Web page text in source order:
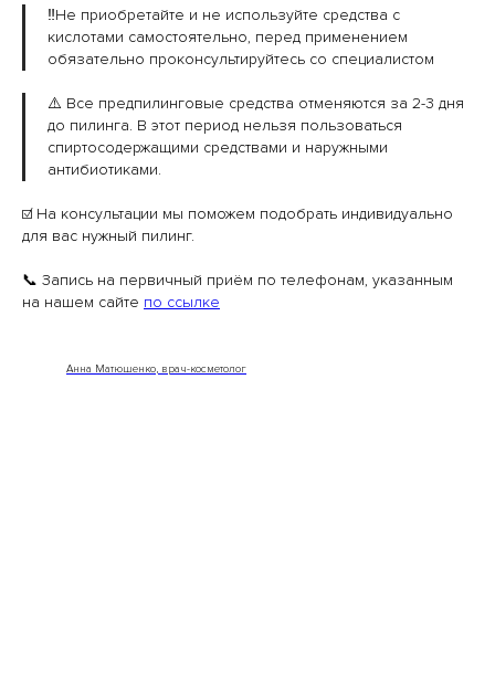
‼️Не приобретайте и не используйте средства с
кислотами самостоятельно, перед применением
обязательно проконсультируйтесь со специалистом
⚠️ Все предпилинговые средства отменяются за 2-3 дня
до пилинга. В этот период нельзя пользоваться
спиртосодержащими средствами и наружными
антибиотиками.
☑️ На консультации мы поможем подобрать индивидуально
для вас нужный пилинг.
📞 Запись на первичный приём по телефонам, указанным
на нашем сайте по ссылке
Анна Матюшенко, врач-косметолог